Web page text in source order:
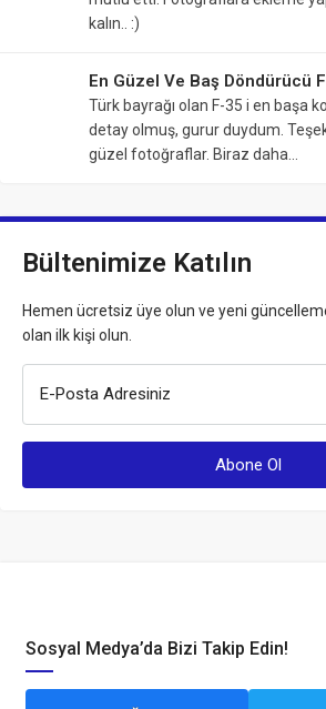
kalın.. :)
En Güzel Ve Baş Döndürücü
Türk bayrağı olan F-35 i en başa
detay olmuş, gurur duydum.
güzel fotoğraflar. Biraz daha…
Bültenimize Katılın
Hemen ücretsiz üye olun ve yeni
olan ilk kişi olun.
E-Posta Adresiniz
Sosyal Medya’da Bizi Takip Edin!